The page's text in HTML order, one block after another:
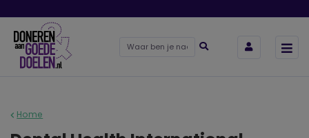
Home